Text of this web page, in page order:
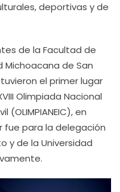
deportivas y de
de la Facultad de
Michoacana de San
el primer lugar
Olimpiada Nacional
en
fue para la delegación
y de la Universidad